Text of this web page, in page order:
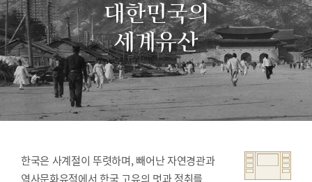
대한민국의
세계유산
한국은 사계절이 뚜렷하며, 빼어난 자연경관과
역사문화유적에서 한국 고유의 멋과 정취를